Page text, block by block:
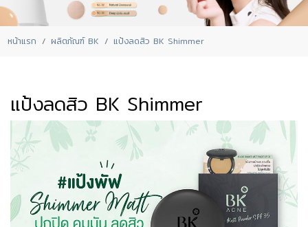
หน้าแรก ผลิตภัณฑ์ BK แป้งลดสิว BK Shimmer
แป้งลดสิว BK Shimmer